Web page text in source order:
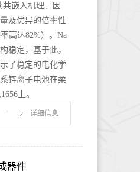
共嵌入机理。因
及优异的倍率性
高达82%）。Na
稳定，基于此，
了稳定的电化学
锌离子电池在柔
上。
详细信息
器件